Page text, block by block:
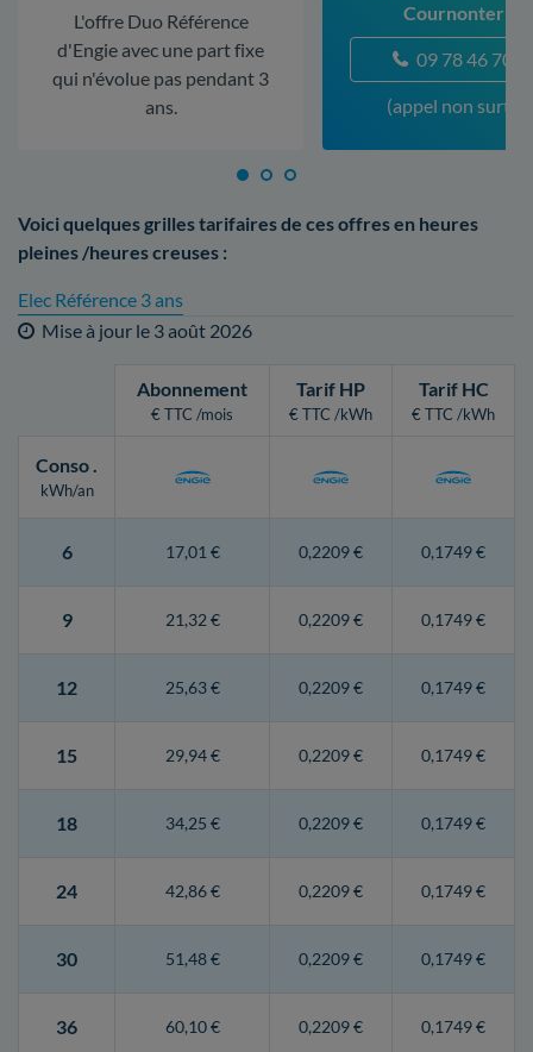
L'offre Duo Référence
d'Engie avec une part fixe
qui n'évolue pas pendant 3
ans.
Cournonterral
09 78 46 70
(appel non
Voici quelques grilles tarifaires de ces offres en heures
pleines /heures creuses :
Elec Référence 3 ans
Mise à jour le 3 août 2026
Abonnement
€ TTC /mois
Tarif HP
€ TTC /kWh
Tarif HC
€ TTC /kWh
Conso.
kWh/an
6 17,01 € 0,2209 € 0,1749 €
9 21,32 € 0,2209 € 0,1749 €
12 25,63 € 0,2209 € 0,1749 €
15 29,94 € 0,2209 € 0,1749 €
18 34,25 € 0,2209 € 0,1749 €
24 42,86 € 0,2209 € 0,1749 €
30 51,48 € 0,2209 € 0,1749 €
36 60,10 € 0,2209 € 0,1749 €